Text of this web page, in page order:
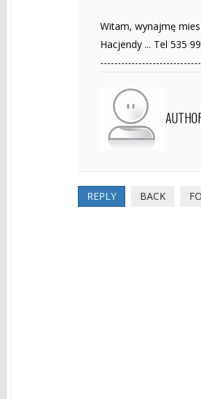
Witam, wynajmę
Hacjendy ... Tel 535
REPLY BACK